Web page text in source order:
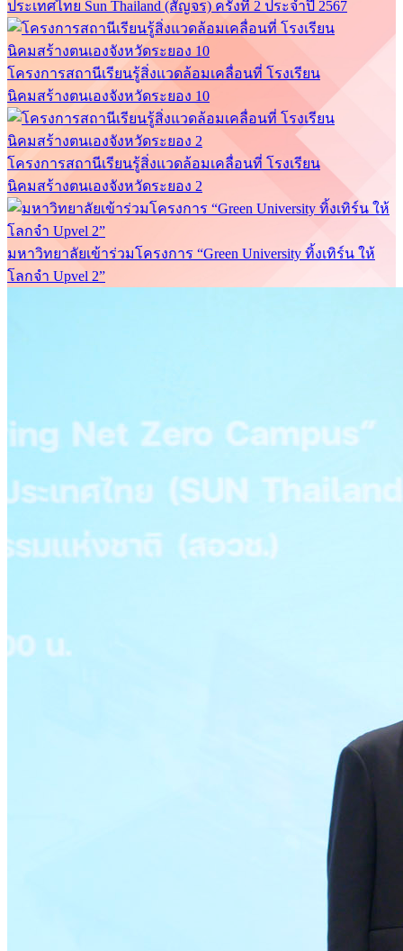
ประเทศไทย Sun Thailand (สัญจร) ครั้งที่ 2 ประจำปี 2567
โครงการสถานีเรียนรู้สิ่งแวดล้อมเคลื่อนที่ โรงเรียน
นิคมสร้างตนเองจังหวัดระยอง 10
โครงการสถานีเรียนรู้สิ่งแวดล้อมเคลื่อนที่ โรงเรียน
นิคมสร้างตนเองจังหวัดระยอง 2
มหาวิทยาลัยเข้าร่วมโครงการ “Green University ทิ้งเทิร์น ให้
โลกจำ Upvel 2”